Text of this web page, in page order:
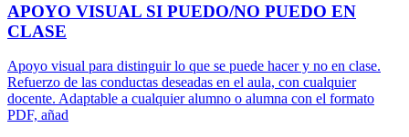
APOYO VISUAL SI PUEDO/NO PUEDO EN
CLASE
Apoyo visual para distinguir lo que se puede hacer y no en clase.
Refuerzo de las conductas deseadas en el aula, con cualquier
docente. Adaptable a cualquier alumno o alumna con el formato
PDF, añad